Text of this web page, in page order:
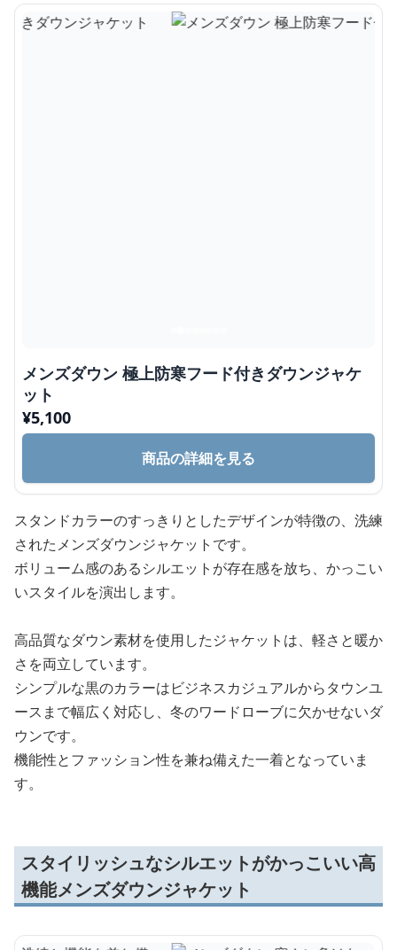
メンズダウン 極上防寒フード付きダウンジャケ
ット
¥5,100
商品の詳細を見る
スタンドカラーのすっきりとしたデザインが特徴の、洗練
されたメンズダウンジャケットです。
ボリューム感のあるシルエットが存在感を放ち、かっこい
いスタイルを演出します。
高品質なダウン素材を使用したジャケットは、軽さと暖か
さを両立しています。
シンプルな黒のカラーはビジネスカジュアルからタウンユ
ースまで幅広く対応し、冬のワードローブに欠かせないダ
ウンです。
機能性とファッション性を兼ね備えた一着となっていま
す。
スタイリッシュなシルエットがかっこいい高
機能メンズダウンジャケット